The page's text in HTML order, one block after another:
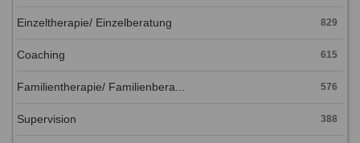
Einzeltherapie/ Einzelberatung 829
Coaching 615
Familientherapie/ Familienbera... 576
Supervision 388